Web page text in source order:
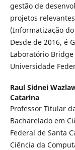
gestão de
projetos
(Informatização
Desde de 2016, é
Laboratório
Universidade
Raul Sidnei
Catarina
Professor Titular
Bacharelado em
Federal de Santa
Ciência da